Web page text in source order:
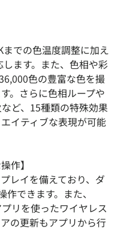
での色温度調整に加え
ます。また、色相や彩
色の豊富な色を撮
。さらに色相ループや
ど、15種類の特殊効果
イティブな表現が可能
作】
レイを備えており、ダ
できます。また、
リを使ったワイヤレス
の更新もアプリから行